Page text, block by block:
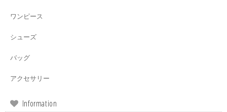
ワンピース
シューズ
バッグ
アクセサリー
Information